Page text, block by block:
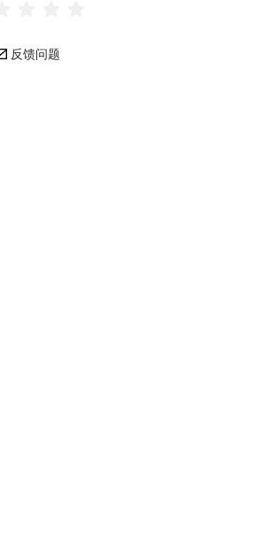
反馈问题